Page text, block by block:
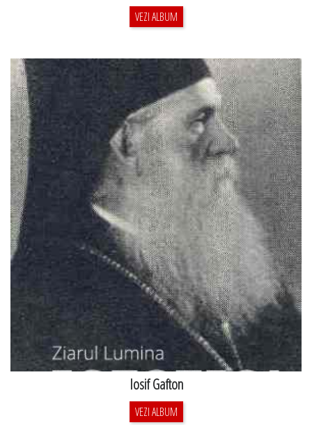
VEZI ALBUM
Iosif Gafton
VEZI ALBUM